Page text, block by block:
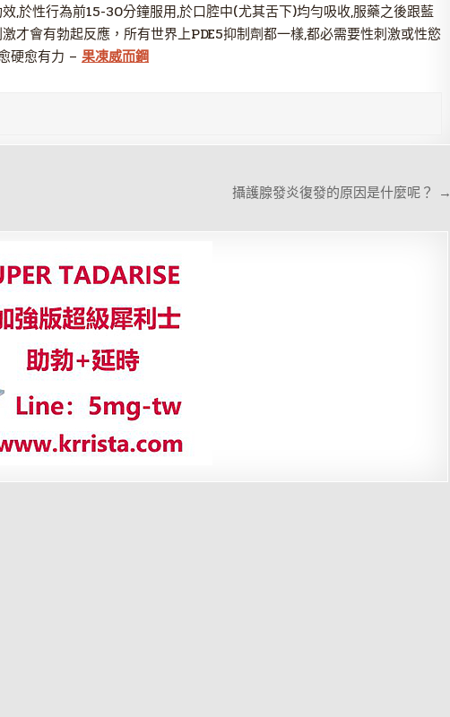
,於性行為前15-30分鐘服用,於口腔中(尤其舌下)均勻吸收,服藥之後跟藍
才會有勃起反應，所有世界上PDE5抑制劑都一樣,都必需要性刺激或性慾
硬愈有力 – 果凍威而鋼
攝護腺發炎復發的原因是什麼呢？ →